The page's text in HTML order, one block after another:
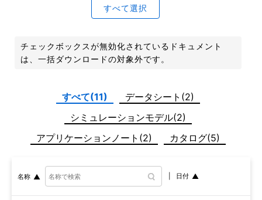
すべて選択
チェックボックスが無効化されているドキュメント
は、一括ダウンロードの対象外です。
すべて(11)
データシート(2)
シミュレーションモデル(2)
アプリケーションノート(2)
カタログ(5)
名称 日付